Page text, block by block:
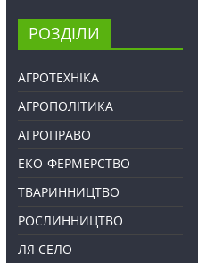
РОЗДІЛИ
АГРОТЕХНІКА
АГРОПОЛІТИКА
АГРОПРАВО
ЕКО-ФЕРМЕРСТВО
ТВАРИННИЦТВО
РОСЛИННИЦТВО
ЛЯ СЕЛО